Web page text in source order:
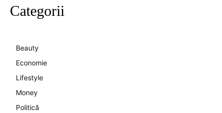
Categorii
Beauty
Economie
Lifestyle
Money
Politică